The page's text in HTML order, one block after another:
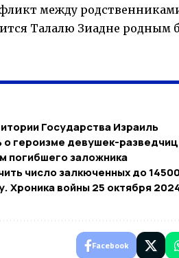
между
Талалю Зиадне родным
Государства Израиль
о героизме девушек-
погибшего заложника
число залкюченных до 14500
Хроника войны 25 октября
Facebook